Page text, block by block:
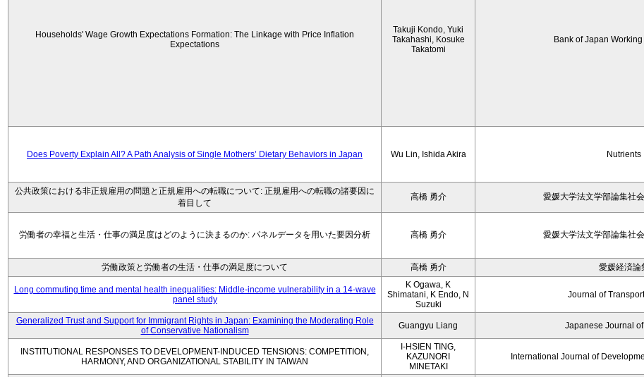
Households' Wage Growth Expectations Formation: The Linkage with Price Inflation
Expectations
Takuji Kondo, Yuki
Takahashi, Kosuke
Takatomi
Bank of Japan
Does Poverty Explain All? A Path Analysis of Single Mothers’ Dietary Behaviors in Japan Wu Lin, Ishida Akira Nutrients
公共政策における非正規雇用の問題と正規雇用への転職について: 正規雇用への転職の諸要因に
着目して
高橋 勇介 愛媛大学法文学部論集社
労働者の幸福と生活・仕事の満足度はどのように決まるのか: パネルデータを用いた要因分析 高橋 勇介 愛媛大学法文学部論集社
労働政策と労働者の生活・仕事の満足度について
高橋 勇介 愛媛経済論
Long commuting time and mental health inequalities: Middle-income vulnerability in a 14-wave
panel study
K Ogawa, K
Shimatani, K Endo, N
Suzuki
Journal of
Generalized Trust and Support for Immigrant Rights in Japan: Examining the Moderating Role
of Conservative Nationalism
Guangyu Liang Japanese Journal
INSTITUTIONAL RESPONSES TO DEVELOPMENT-INDUCED TENSIONS: COMPETITION,
HARMONY, AND ORGANIZATIONAL STABILITY IN TAIWAN
I-HSIEN TING,
KAZUNORI
MINETAKI
International Journal of